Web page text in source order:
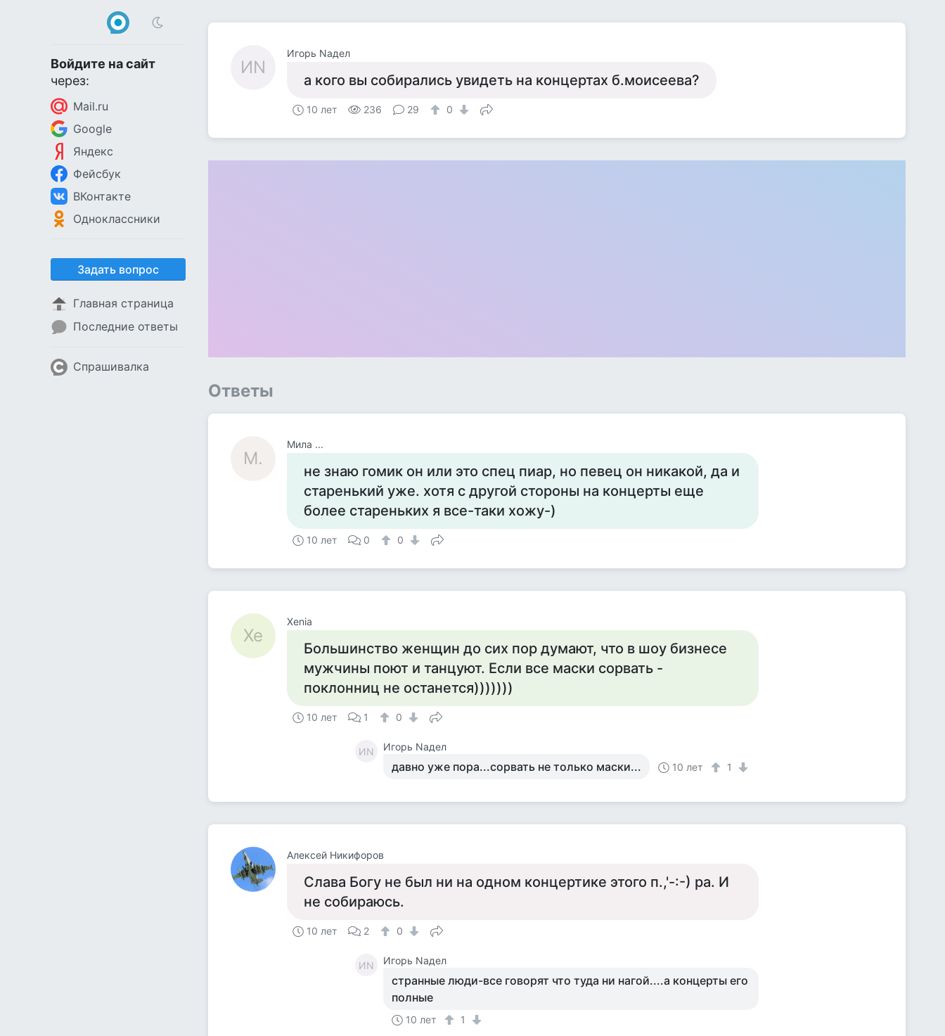
Войдите на сайт
через:
Mail.ru
Google
Яндекс
Фейсбук
ВКонтакте
Одноклассники
Задать вопрос
Главная страница
Последние ответы
Спрашивалка
ИN
Игорь Nадел
а кого вы собирались увидеть на концертах б.моисеева?
10 лет 236 29 0
Ответы
М.
Мила ...
не знаю гомик он или это спец пиар, но певец он никакой, да и
старенький уже. хотя с другой стороны на концерты еще
более стареньких я все-таки хожу-)
10 лет 0 0
Xe
Xenia
Большинство женщин до сих пор думают, что в шоу бизнесе
мужчины поют и танцуют. Если все маски сорвать -
поклонниц не останется)))))))
10 лет 1 0
ИN Игорь Nадел
давно уже пора...сорвать не только маски... 10 лет 1
Алексей Никифоров
Слава Богу не был ни на одном концертике этого п.,'-:-) ра. И
не собираюсь.
10 лет 2 0
ИN Игорь Nадел
странные люди-все говорят что туда ни нагой....а концерты его
полные
10 лет 1